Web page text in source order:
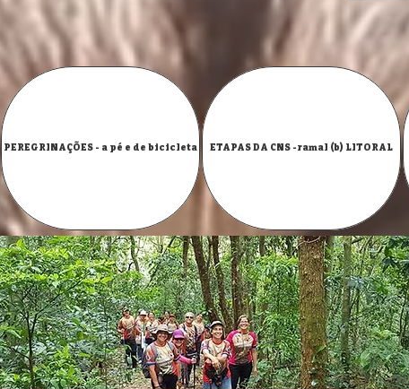
PEREGRINAÇÕES - a pé e de bicicleta ETAPAS DA CNS -ramal (b) LITORAL